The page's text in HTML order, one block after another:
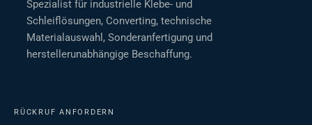
Spezialist für industrielle Klebe- und
Schleiflösungen, Converting, technische
Materialauswahl, Sonderanfertigung und
herstellerunabhängige Beschaffung.
RÜCKRUF ANFORDERN